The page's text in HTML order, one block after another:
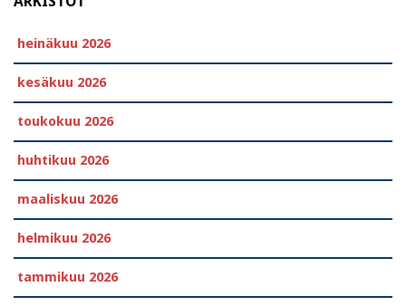
heinäkuu 2026
kesäkuu 2026
toukokuu 2026
huhtikuu 2026
maaliskuu 2026
helmikuu 2026
tammikuu 2026